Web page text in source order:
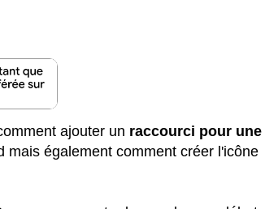
ajouter un raccourci pour une
mais également comment créer l'icône